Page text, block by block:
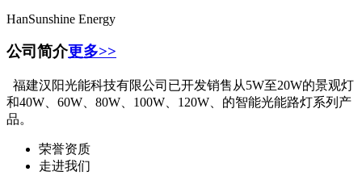
HanSunshine Energy
公司简介更多>>
福建汉阳光能科技有限公司已开发销售从5W至20W的景观灯
和40W、60W、80W、100W、120W、的智能光能路灯系列产
品。
荣誉资质
走进我们